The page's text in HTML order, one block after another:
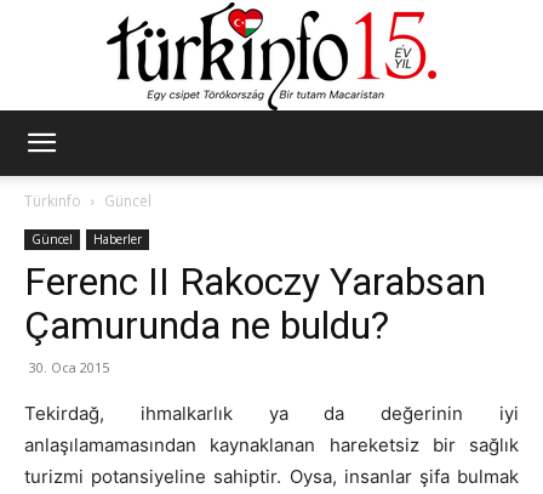
Türkinfo
Güncel
Güncel Haberler
Ferenc II Rakoczy Yarabsan
Çamurunda ne buldu?
30. Oca 2015
Tekirdağ, ihmalkarlık ya da değerinin iyi
anlaşılamamasından kaynaklanan hareketsiz bir sağlık
turizmi potansiyeline sahiptir. Oysa, insanlar şifa bulmak